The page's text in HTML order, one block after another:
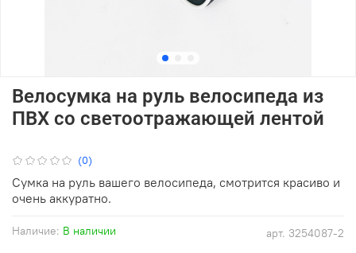
(0)
арт. 3254087-2
Наличие: В наличии
Велосумка на руль велосипеда из
ПВХ со светоотражающей лентой
Сумка на руль вашего велосипеда, смотрится красиво и
очень аккуратно.